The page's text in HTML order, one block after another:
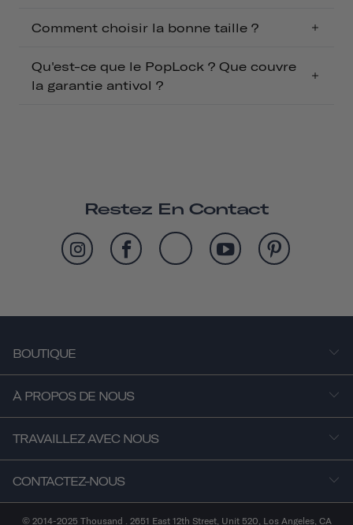
Comment choisir la bonne taille ?
Qu'est-ce que le PopLock ? Que couvre
la garantie antivol ?
Restez En Contact
BOUTIQUE
À PROPOS DE NOUS
TRAVAILLEZ AVEC NOUS
CONTACTEZ-NOUS
© 2014-2025 Thousand . 2651 East 12th Street, Unit 520, Los Angeles, CA